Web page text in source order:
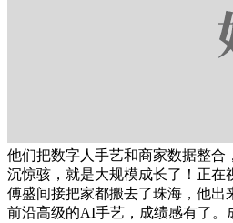
他们把数字人手艺和商家数据整合
沉惊骇，就是大规模成长了！正在
傅盛间接把家都搬去了珠海，他出
前沿高级的AI手艺，成绩感有了。